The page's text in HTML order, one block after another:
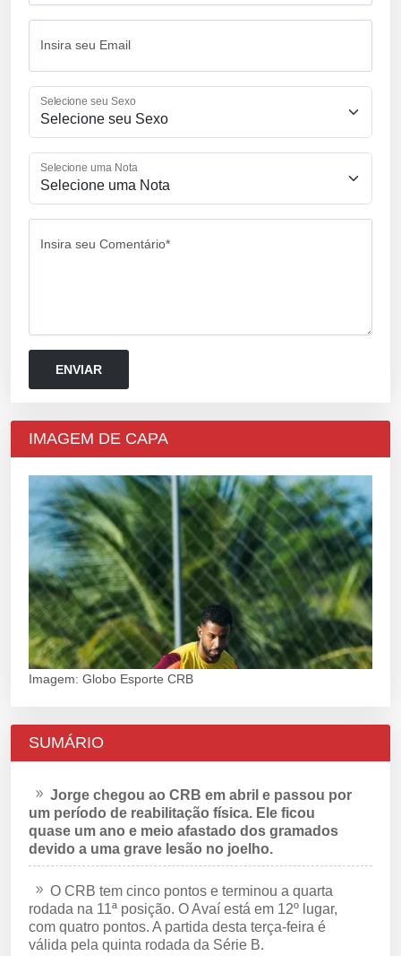
Insira seu Email
Selecione seu Sexo
Selecione uma Nota
Insira seu Comentário*
IMAGEM DE CAPA
Imagem: Globo Esporte CRB
SUMÁRIO
Jorge chegou ao CRB em abril e passou por
um período de reabilitação física. Ele ficou
quase um ano e meio afastado dos gramados
devido a uma grave lesão no joelho.
O CRB tem cinco pontos e terminou a quarta
rodada na 11ª posição. O Avaí está em 12º lugar,
com quatro pontos. A partida desta terça-feira é
válida pela quinta rodada da Série B.